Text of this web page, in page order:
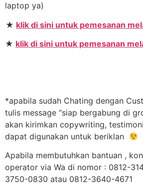
laptop ya)
★ klik di sini untuk pemesanan
★ klik di sini untuk pemesanan
*apabila sudah Chating dengan
tulis message “siap bergabung di
akan kirimkan copywriting,
dapat digunakan untuk beriklan
Apabila membutuhkan bantuan ,
operator via Wa di nomor : 0812-
3750-0830 atau 0812-3640-4671